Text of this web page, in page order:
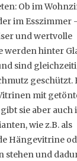
Ob im
im Esszimmer
und wertvolle
werden hinter
sind
geschützt.
mit
gibt sie aber auch
wie z.B. als
Hängevitrine
stehen und